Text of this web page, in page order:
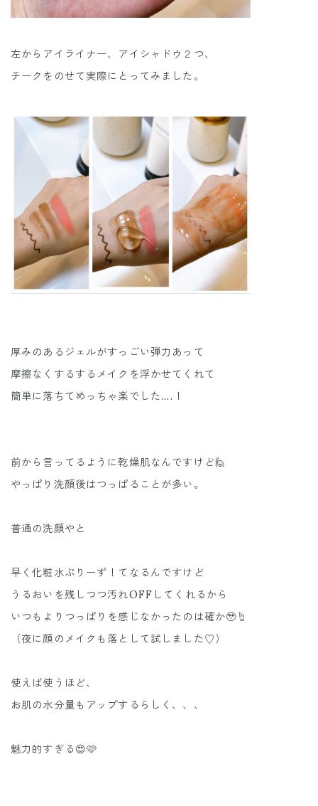
左からアイライナー、アイシャドウ２つ、
チークをのせて実際にとってみました。
厚みのあるジェルがすっごい弾力あって
摩擦なくするするメイクを浮かせてくれて
簡単に落ちてめっちゃ楽でした....！
前から言ってるように乾燥肌なんですけど🙋
やっぱり洗顔後はつっぱることが多い。
普通の洗顔やと
早く化粧水ぷりーず！てなるんですけど
うるおいを残しつつ汚れOFFしてくれるから
いつもよりつっぱりを感じなかったのは確か🥹☝️
（夜に顔のメイクも落として試しました♡）
使えば使うほど、
お肌の水分量もアップするらしく、、、
魅力的すぎる😍🩷